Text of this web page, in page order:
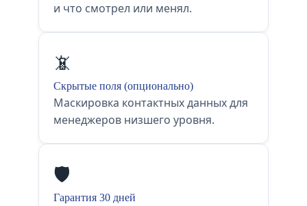
и что смотрел или менял.
📵
Скрытые поля (опционально)
Маскировка контактных данных для
менеджеров низшего уровня.
🛡️
Гарантия 30 дней